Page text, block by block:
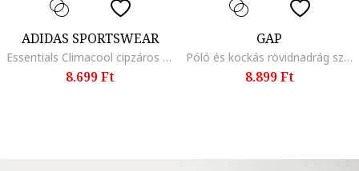
ADIDAS SPORTSWEAR
Essentials Climacool cipzáros szabadidőruha, Fehér/Sötétzöld/Perzsazöld
8.699 Ft
GAP
Póló és kockás rövidnadrág szett - 2 részes, Királykék/Fehér
8.899 Ft